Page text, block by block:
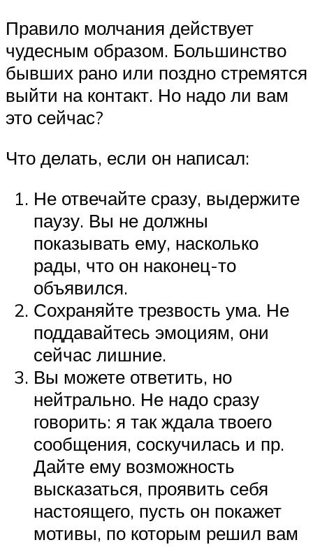
Правило молчания действует
чудесным образом. Большинство
бывших рано или поздно стремятся
выйти на контакт. Но надо ли вам
это сейчас?
Что делать, если он написал:
Не отвечайте сразу, выдержите
паузу. Вы не должны
показывать ему, насколько
рады, что он наконец-то
объявился.
Сохраняйте трезвость ума. Не
поддавайтесь эмоциям, они
сейчас лишние.
Вы можете ответить, но
нейтрально. Не надо сразу
говорить: я так ждала твоего
сообщения, соскучилась и пр.
Дайте ему возможность
высказаться, проявить себя
настоящего, пусть он покажет
мотивы, по которым решил вам